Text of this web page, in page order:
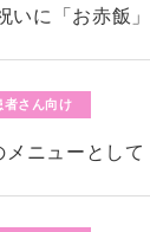
いに「お赤飯
者さん向け
メニューとし